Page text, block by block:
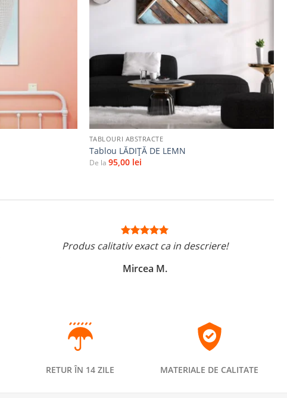
+
TABLOURI ABSTRACTE
Tablou LĂDIȚĂ DE LEMN
De la 95,00 lei
Produs calitativ exact ca in descriere!
Mircea M.
RETUR ÎN 14 ZILE MATERIALE DE CALITATE